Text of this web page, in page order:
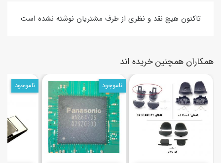
تاکنون هیچ نقد و نظری از طرف مشتریان نوشته نشده است
همکاران همچنین خریده اند
ناموجود ناموجود